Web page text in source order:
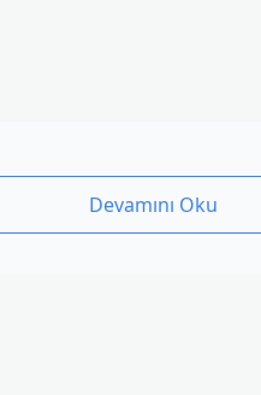
Devamını Oku